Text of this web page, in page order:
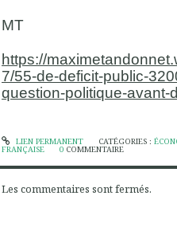
MT
https://
7/55-de-deficit-public-
question-politique-avant-
LIEN PERMANENT CATÉGORIES :
FRANÇAISE 0 COMMENTAIRE
Les commentaires sont fermés.